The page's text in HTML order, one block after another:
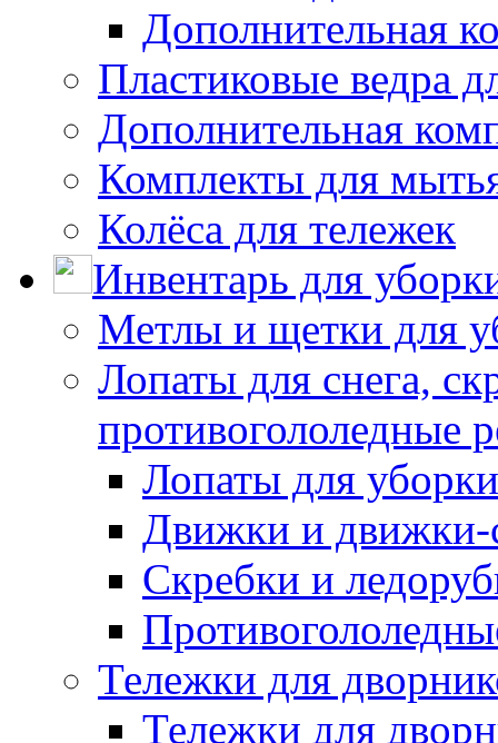
Дополнительная
Пластиковые ведра
Дополнительная
Комплекты для
Колёса для тележек
Инвентарь для
Метлы и щетки для
Лопаты для снега,
противогололедные
Лопаты для
Движки и движки-
Скребки и
Тележки для
Тележки для